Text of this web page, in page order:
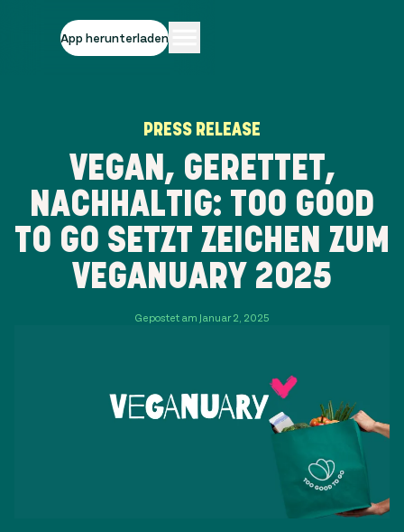
App herunterladen
PRESS RELEASE
VEGAN, GERETTET,
NACHHALTIG: TOO GOOD
TO GO SETZT ZEICHEN ZUM
VEGANUARY 2025
Gepostet am Januar 2, 2025